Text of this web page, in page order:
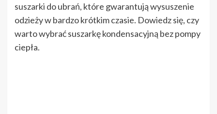
suszarki do ubrań, które gwarantują wysuszenie
odzieży w bardzo krótkim czasie. Dowiedz się, czy
warto wybrać suszarkę kondensacyjną bez pompy
ciepła.